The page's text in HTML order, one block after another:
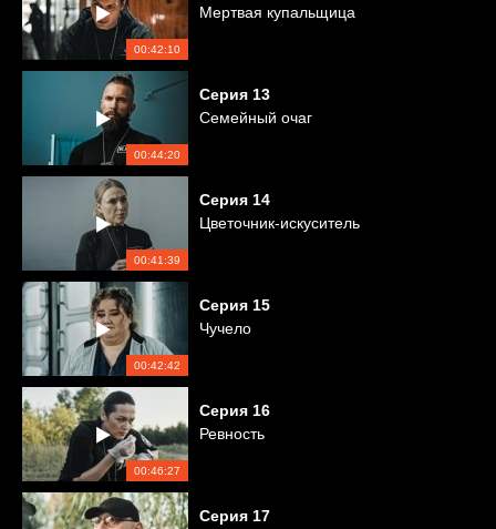
00:42:10
Мертвая купальщица
00:44:20
Серия 13
Семейный очаг
00:41:39
Серия 14
Цветочник-искуситель
00:42:42
Серия 15
Чучело
00:46:27
Серия 16
Ревность
Серия 17